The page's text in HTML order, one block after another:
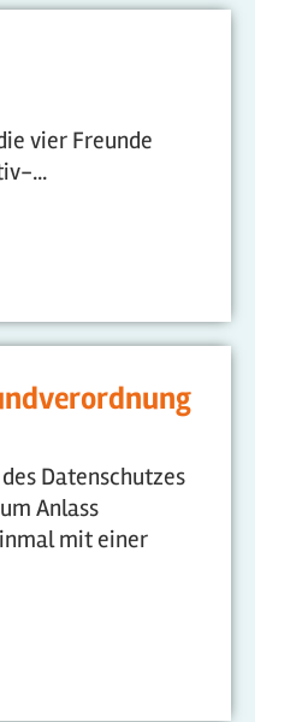
vier Freunde
...
Datenschutzes
Anlass
mit einer